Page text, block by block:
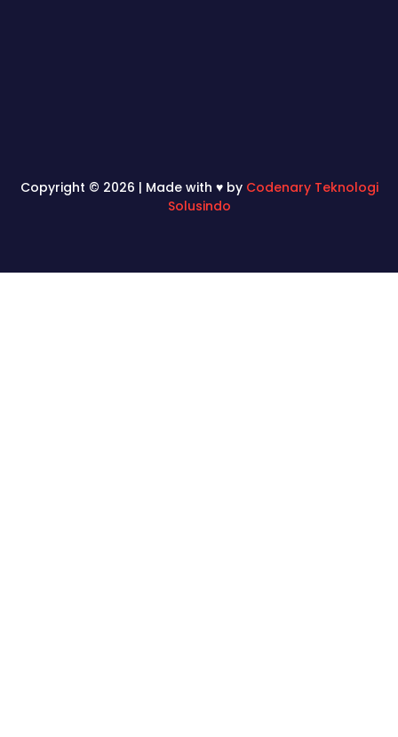
Copyright © 2026 | Made with ♥ by Codenary Teknologi
Solusindo